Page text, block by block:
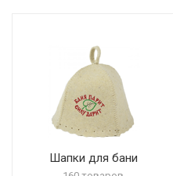
Шапки для бани